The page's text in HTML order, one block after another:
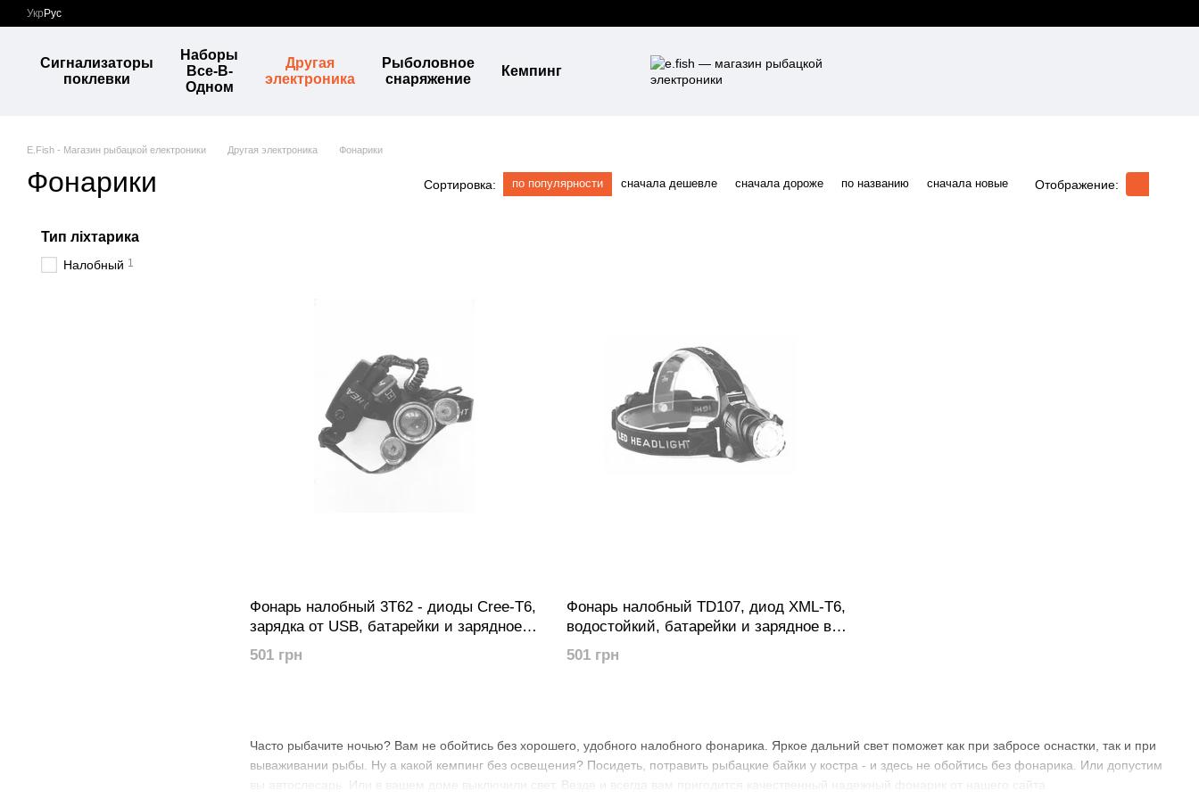
Перейти к основному контенту
Укр Рус
Сигнализаторы
поклевки
Наборы
Все-В-
Одном
Другая
электроника
Рыболовное
снаряжение
Кемпинг
E.Fish - Магазин рыбацкой електроники Другая электроника Фонарики
Фонарики Сортировка: по популярности сначала дешевле сначала дороже по названию сначала новые Отображение:
Часто рыбачите ночью? Вам не обойтись без хорошего, удобного налобного фонарика. Яркое дальний свет поможет как при забросе оснастки, так и при
вываживании рыбы. Ну а какой кемпинг без освещения? Посидеть, потравить рыбацкие байки у костра - и здесь не обойтись без фонарика. Или допустим
вы автослесарь. Или в вашем доме выключили свет. Везде и всегда вам пригодится качественный надежный фонарик от нашего сайта.
Фонарь налобный 3T62 - диоды Cree-T6,
зарядка от USB, батарейки и зарядное в
комплекте
501 грн
Фонарь налобный TD107, диод XML-T6,
водостойкий, батарейки и зарядное в
комплекте
501 грн
Тип ліхтарика
Налобный 1